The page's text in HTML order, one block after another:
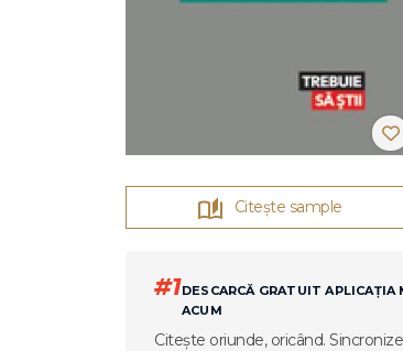
Citește sample
#1DESCARCĂ GRATUIT APLICAȚIA
ACUM
Citește oriunde, oricând.